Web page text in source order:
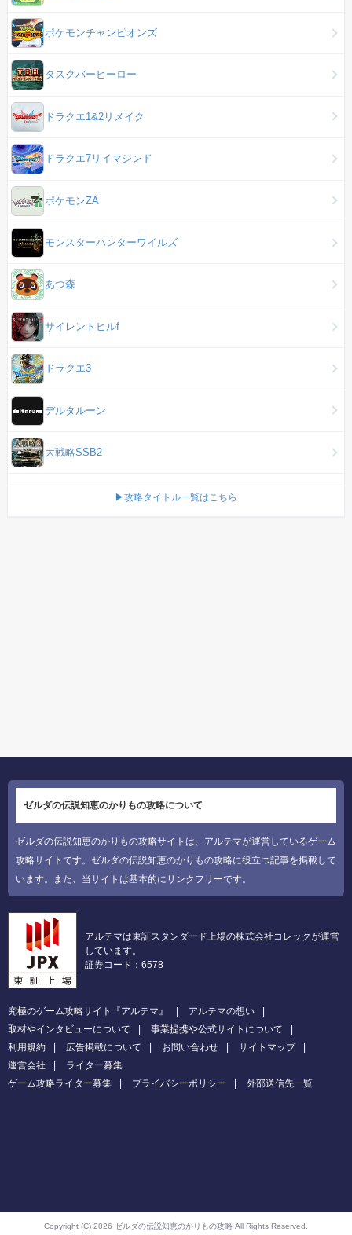
ポケモンチャンピオンズ
タスクバーヒーロー
ドラクエ1&2リメイク
ドラクエ7リイマジンド
ポケモンZA
モンスターハンターワイルズ
あつ森
サイレントヒルf
ドラクエ3
デルタルーン
大戦略SSB2
▶攻略タイトル一覧はこちら
ゼルダの伝説知恵のかりもの攻略について
ゼルダの伝説知恵のかりもの攻略サイトは、アルテマが運営しているゲーム
攻略サイトです。ゼルダの伝説知恵のかりもの攻略に役立つ記事を掲載して
います。また、当サイトは基本的にリンクフリーです。
アルテマは東証スタンダード上場の株式会社コレックが運営
しています。
証券コード：6578
究極のゲーム攻略サイト『アルテマ』
アルテマの想い
取材やインタビューについて
事業提携や公式サイトについて
利用規約
広告掲載について お問い合わせ
サイトマップ
運営会社
ライター募集
ゲーム攻略ライター募集
プライバシーポリシー 外部送信先一覧
Copyright (C) 2026 ゼルダの伝説知恵のかりもの攻略 All Rights Reserved.